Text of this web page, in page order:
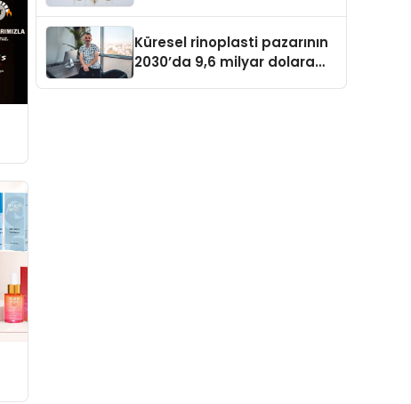
Küresel rinoplasti pazarının
2030’da 9,6 milyar dolara